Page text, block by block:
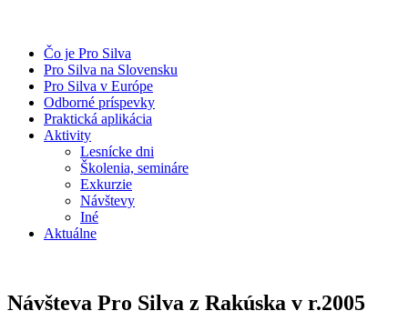
Čo je Pro Silva
Pro Silva na Slovensku
Pro Silva v Európe
Odborné príspevky
Praktická aplikácia
Aktivity
Lesnícke dni
Školenia, semináre
Exkurzie
Návštevy
Iné
Aktuálne
Návšteva Pro Silva z Rakúska v r.2005